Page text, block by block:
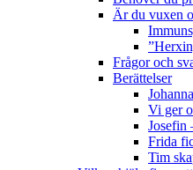
Är du vuxen
Frågor och
Berättelser
Vi ger
Josefin
Frida
Tim